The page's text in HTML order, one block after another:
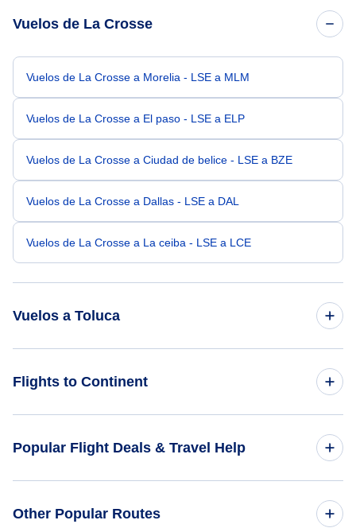
Vuelos de La Crosse
Vuelos de La Crosse a Morelia - LSE a MLM
Vuelos de La Crosse a El paso - LSE a ELP
Vuelos de La Crosse a Ciudad de belice - LSE a BZE
Vuelos de La Crosse a Dallas - LSE a DAL
Vuelos de La Crosse a La ceiba - LSE a LCE
Vuelos a Toluca
Vuelos de Houston a Toluca - HOU a TLC
Flights to Continent
Flights to Caribbean
Popular Flight Deals & Travel Help
Other Popular Routes